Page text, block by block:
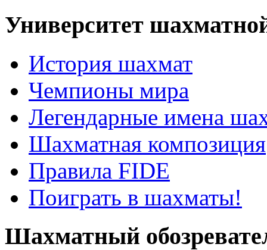
Университет
История шахмат
Чемпионы мира
Легендарные имена
Шахматная композиция
Правила FIDE
Поиграть в шахматы!
Шахматный